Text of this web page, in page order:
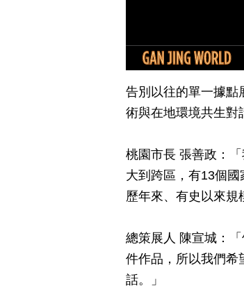
告別以往的單一據點
術與在地環境共生對
桃園市長 張善政：
大到跨區，有13個
歷年來、有史以來規
總策展人 陳宣城：
件作品，所以我們希
話。」